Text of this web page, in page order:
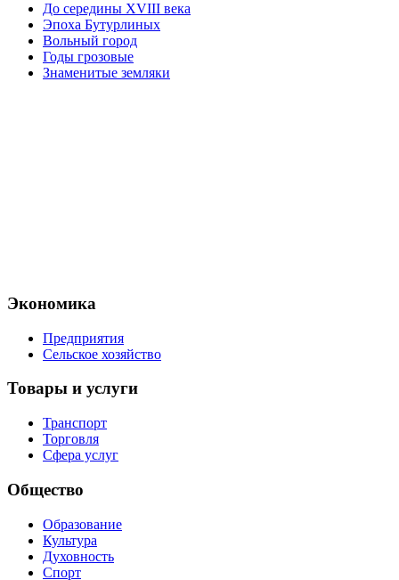
До середины XVIII века
Эпоха Бутурлиных
Вольный город
Годы грозовые
Знаменитые земляки
Экономика
Предприятия
Сельское хозяйство
Товары и услуги
Транспорт
Торговля
Сфера услуг
Общество
Образование
Культура
Духовность
Спорт